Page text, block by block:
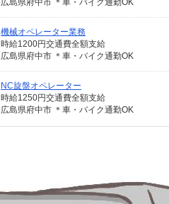
広島県府中市 ＊車・バイク通勤OK
機械オペレーター業務
時給1200円交通費全額支給
広島県府中市 ＊車・バイク通勤OK
NC旋盤オペレーター
時給1250円交通費全額支給
広島県府中市 ＊車・バイク通勤OK